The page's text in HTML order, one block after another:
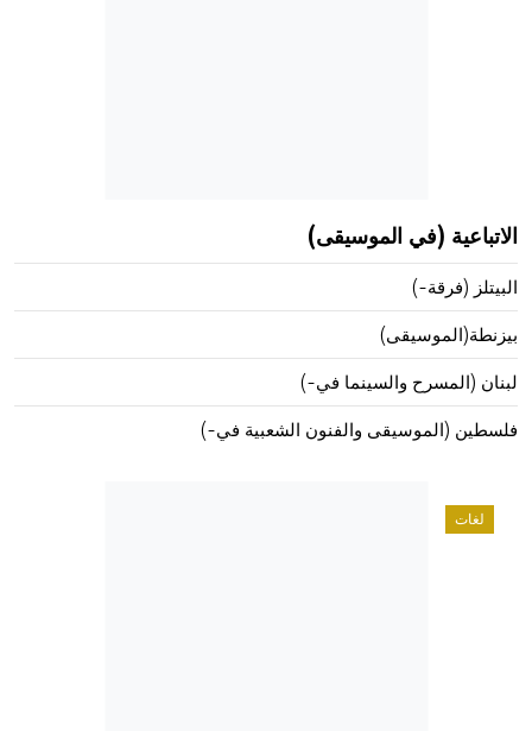
الاتباعية (في الموسيقى)
البيتلز (فرقة-)
بيزنطة(الموسيقى)
لبنان (المسرح والسينما في-)
فلسطين (الموسيقى والفنون الشعبية في-)
لغات